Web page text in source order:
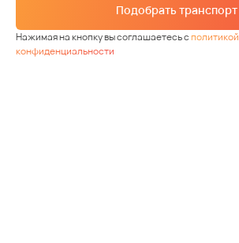
Подобрать транспорт
Нажимая на кнопку вы соглашаетесь сполитикой
конфиденциальности